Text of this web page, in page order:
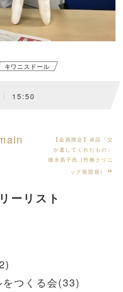
キワニスドール
15:50
【会員限定】卓話「父
が遺してくれたもの」
德永昌子氏 (竹橋クリニ
ック医院長)
»
ーリスト
つくる会(33)